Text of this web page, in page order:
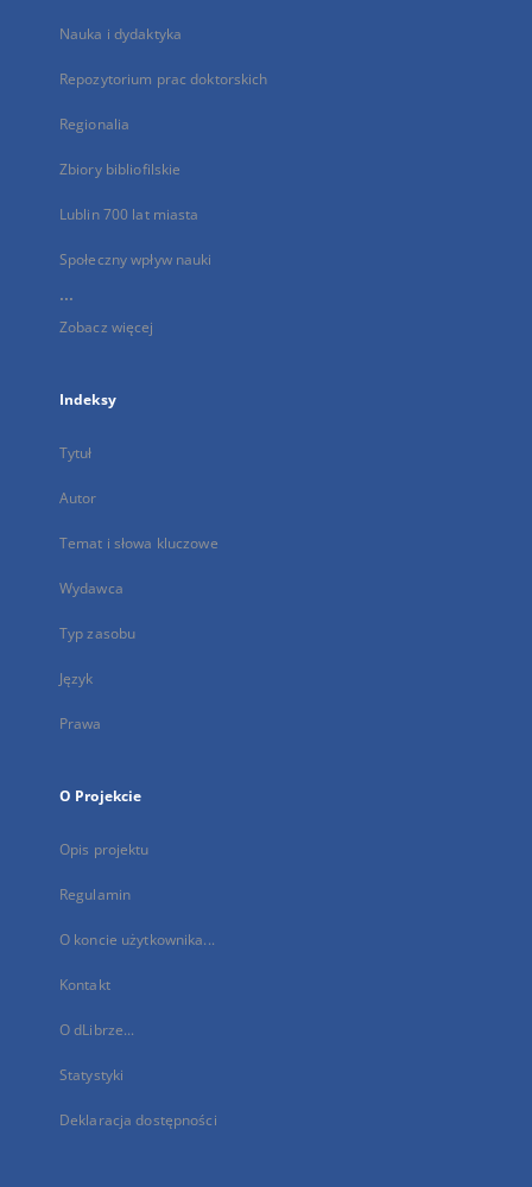
Nauka i dydaktyka
Repozytorium prac doktorskich
Regionalia
Zbiory bibliofilskie
Lublin 700 lat miasta
Społeczny wpływ nauki
...
Zobacz więcej
Indeksy
Tytuł
Autor
Temat i słowa kluczowe
Wydawca
Typ zasobu
Język
Prawa
O Projekcie
Opis projektu
Regulamin
O koncie użytkownika...
Kontakt
O dLibrze...
Statystyki
Deklaracja dostępności